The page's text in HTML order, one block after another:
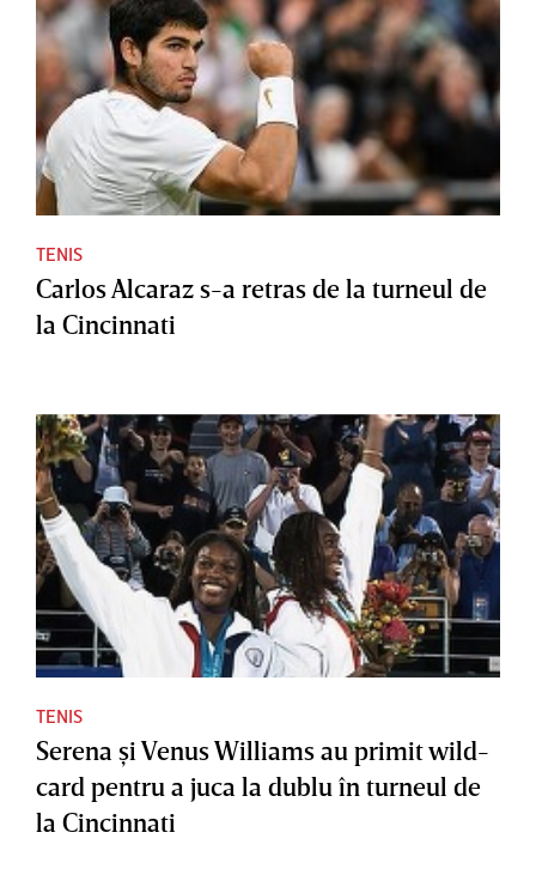
TENIS
Carlos Alcaraz s-a retras de la turneul de
la Cincinnati
TENIS
Serena şi Venus Williams au primit wild-
card pentru a juca la dublu în turneul de
la Cincinnati